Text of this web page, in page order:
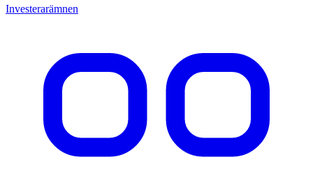
Investerarämnen